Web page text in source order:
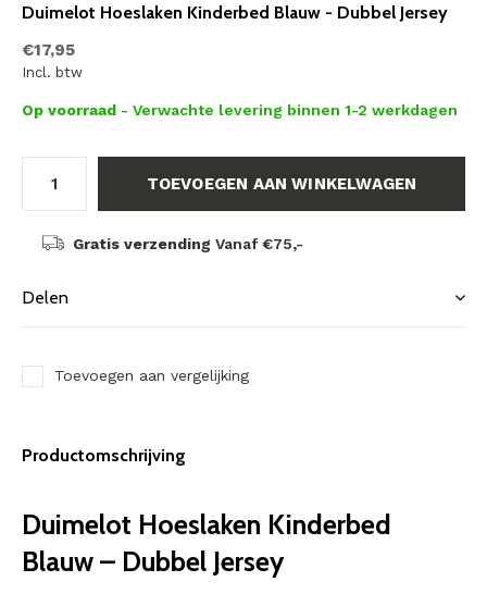
Duimelot Hoeslaken Kinderbed Blauw - Dubbel Jersey
€17,95
Incl. btw
Op voorraad - Verwachte levering binnen 1-2 werkdagen
TOEVOEGEN AAN WINKELWAGEN
Gratis verzending Vanaf €75,-
Delen
Toevoegen aan vergelijking
Productomschrijving
Duimelot Hoeslaken Kinderbed
Blauw – Dubbel Jersey